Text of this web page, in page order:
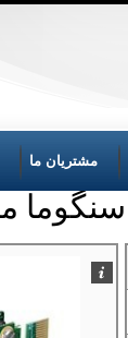
مشتریان ما